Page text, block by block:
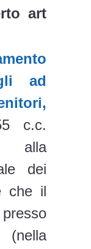
art
ad
c.c.
alla
dei
che il